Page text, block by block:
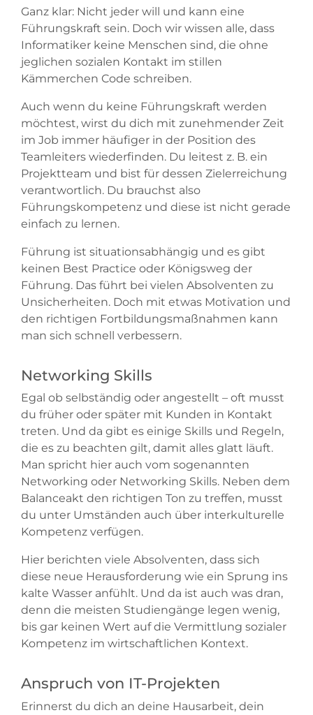
Ganz klar: Nicht jeder will und kann eine
Führungskraft sein. Doch wir wissen alle, dass
Informatiker keine Menschen sind, die ohne
jeglichen sozialen Kontakt im stillen
Kämmerchen Code schreiben.
Auch wenn du keine Führungskraft werden
möchtest, wirst du dich mit zunehmender Zeit
im Job immer häufiger in der Position des
Teamleiters wiederfinden. Du leitest z. B. ein
Projektteam und bist für dessen Zielerreichung
verantwortlich. Du brauchst also
Führungskompetenz und diese ist nicht gerade
einfach zu lernen.
Führung ist situationsabhängig und es gibt
keinen Best Practice oder Königsweg der
Führung. Das führt bei vielen Absolventen zu
Unsicherheiten. Doch mit etwas Motivation und
den richtigen Fortbildungsmaßnahmen kann
man sich schnell verbessern.
Networking Skills
Egal ob selbständig oder angestellt – oft musst
du früher oder später mit Kunden in Kontakt
treten. Und da gibt es einige Skills und Regeln,
die es zu beachten gilt, damit alles glatt läuft.
Man spricht hier auch vom sogenannten
Networking oder Networking Skills. Neben dem
Balanceakt den richtigen Ton zu treffen, musst
du unter Umständen auch über interkulturelle
Kompetenz verfügen.
Hier berichten viele Absolventen, dass sich
diese neue Herausforderung wie ein Sprung ins
kalte Wasser anfühlt. Und da ist auch was dran,
denn die meisten Studiengänge legen wenig,
bis gar keinen Wert auf die Vermittlung sozialer
Kompetenz im wirtschaftlichen Kontext.
Anspruch von IT-Projekten
Erinnerst du dich an deine Hausarbeit, dein